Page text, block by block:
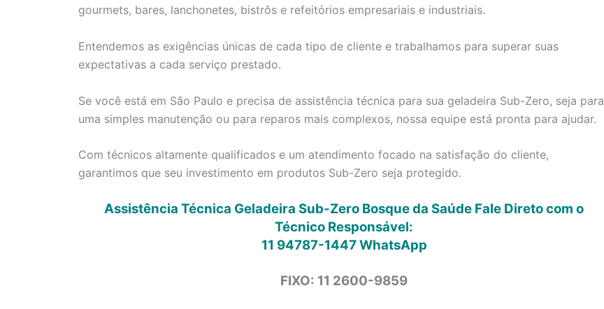
gourmets, bares, lanchonetes, bistrôs e refeitórios empresariais e industriais.
Entendemos as exigências únicas de cada tipo de cliente e trabalhamos para superar suas
expectativas a cada serviço prestado.
Se você está em São Paulo e precisa de assistência técnica para sua geladeira Sub-Zero, seja para
uma simples manutenção ou para reparos mais complexos, nossa equipe está pronta para ajudar.
Com técnicos altamente qualificados e um atendimento focado na satisfação do cliente,
garantimos que seu investimento em produtos Sub-Zero seja protegido.
Assistência Técnica Geladeira Sub-Zero Bosque da Saúde Fale Direto com o
Técnico Responsável:
11 94787-1447WhatsApp
FIXO: 11 2600-9859